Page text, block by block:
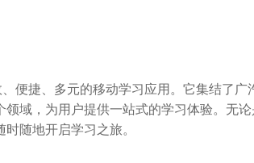
便捷、多元的移动学习应用。它集结了广
域，为用户提供一站式的学习体验。无
随地开启学习之旅。